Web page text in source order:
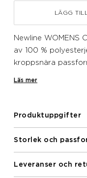
LÄGG
Newline WOMENS
av 100 %
kroppsnära
med dragkedja i
Läs mer
Produktuppgifter
Storlek och
Leveranser och